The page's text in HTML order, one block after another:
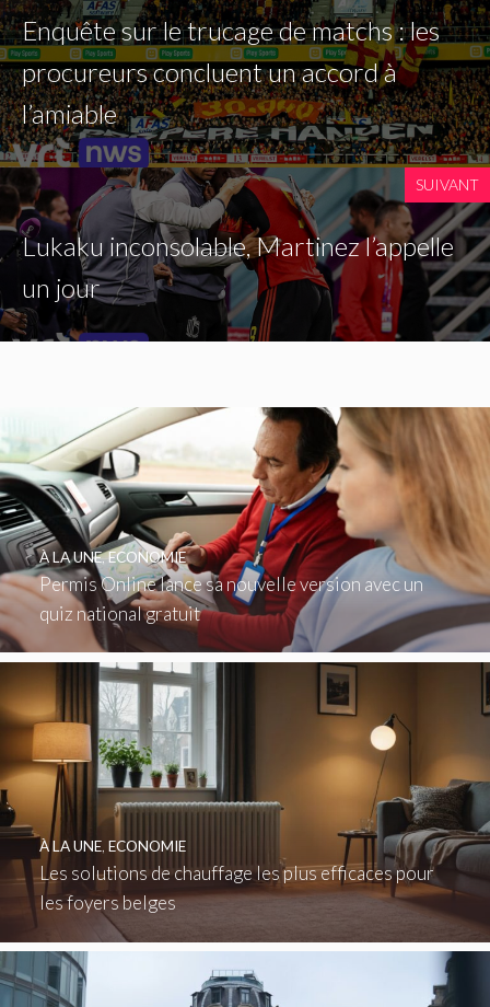
Enquête sur le trucage de matchs : les
procureurs concluent un accord à
l’amiable
SUIVANT
Lukaku inconsolable, Martinez l’appelle
un jour
Permis Online lance sa nouvelle version avec un
quiz national gratuit
À LA UNE,ECONOMIE
Les solutions de chauffage les plus efficaces pour
les foyers belges
À LA UNE, ECONOMIE